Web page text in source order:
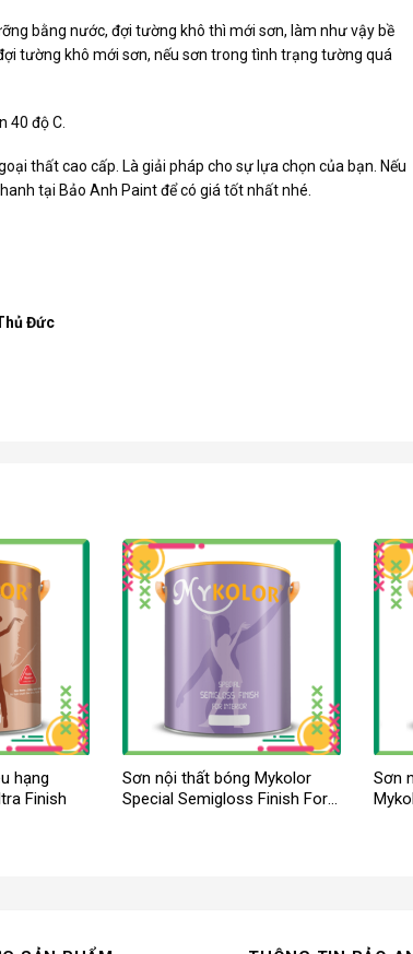
bằng nước, đợi tường khô thì mới sơn, làm như vậy bề
tường khô mới sơn, nếu sơn trong tình trạng tường quá
40 độ C.
thất cao cấp. Là giải pháp cho sự lựa chọn của bạn. Nếu
tại Bảo Anh Paint để có giá tốt nhất nhé.
Đức
hạng
Finish
Sơn nội thất bóng Mykolor
Special Semigloss Finish For
Sơn